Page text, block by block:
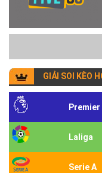
GIẢI SOI KÈO
Laliga
Serie A